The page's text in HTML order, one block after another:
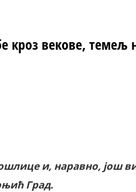
кроз векове,
и, наравно, још
Град.